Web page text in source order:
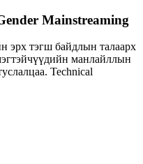
Mainstreaming
эрх тэгш байдлын талаарх
манлайллын
Technical